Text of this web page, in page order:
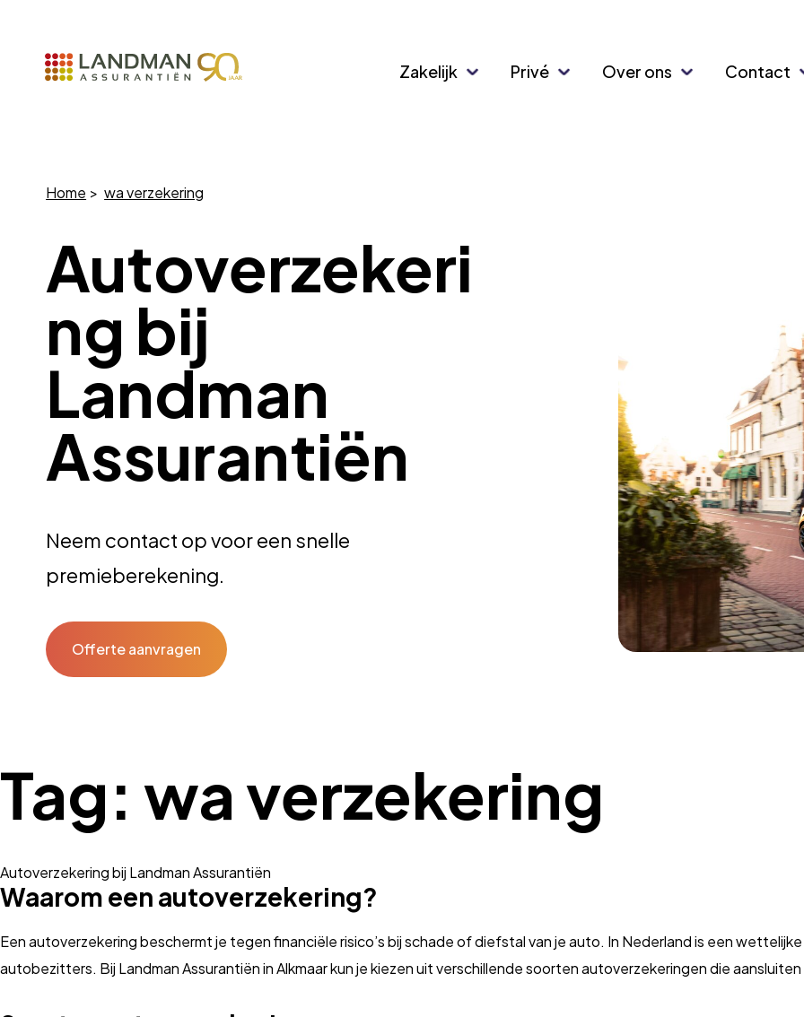
Zakelijk Privé Over ons Contact
Home wa verzekering
Autoverzekeri
ng bij
Landman
Assurantiën
Neem contact op voor een snelle
premieberekening.
Offerte aanvragen
Tag: wa verzekering
Autoverzekering bij Landman Assurantiën
Waarom een autoverzekering?
Een autoverzekering beschermt je tegen financiële risico’s bij schade of diefstal van je auto. In Nederland is een
autobezitters. Bij Landman Assurantiën in Alkmaar kun je kiezen uit verschillende soorten autoverzekeringen die